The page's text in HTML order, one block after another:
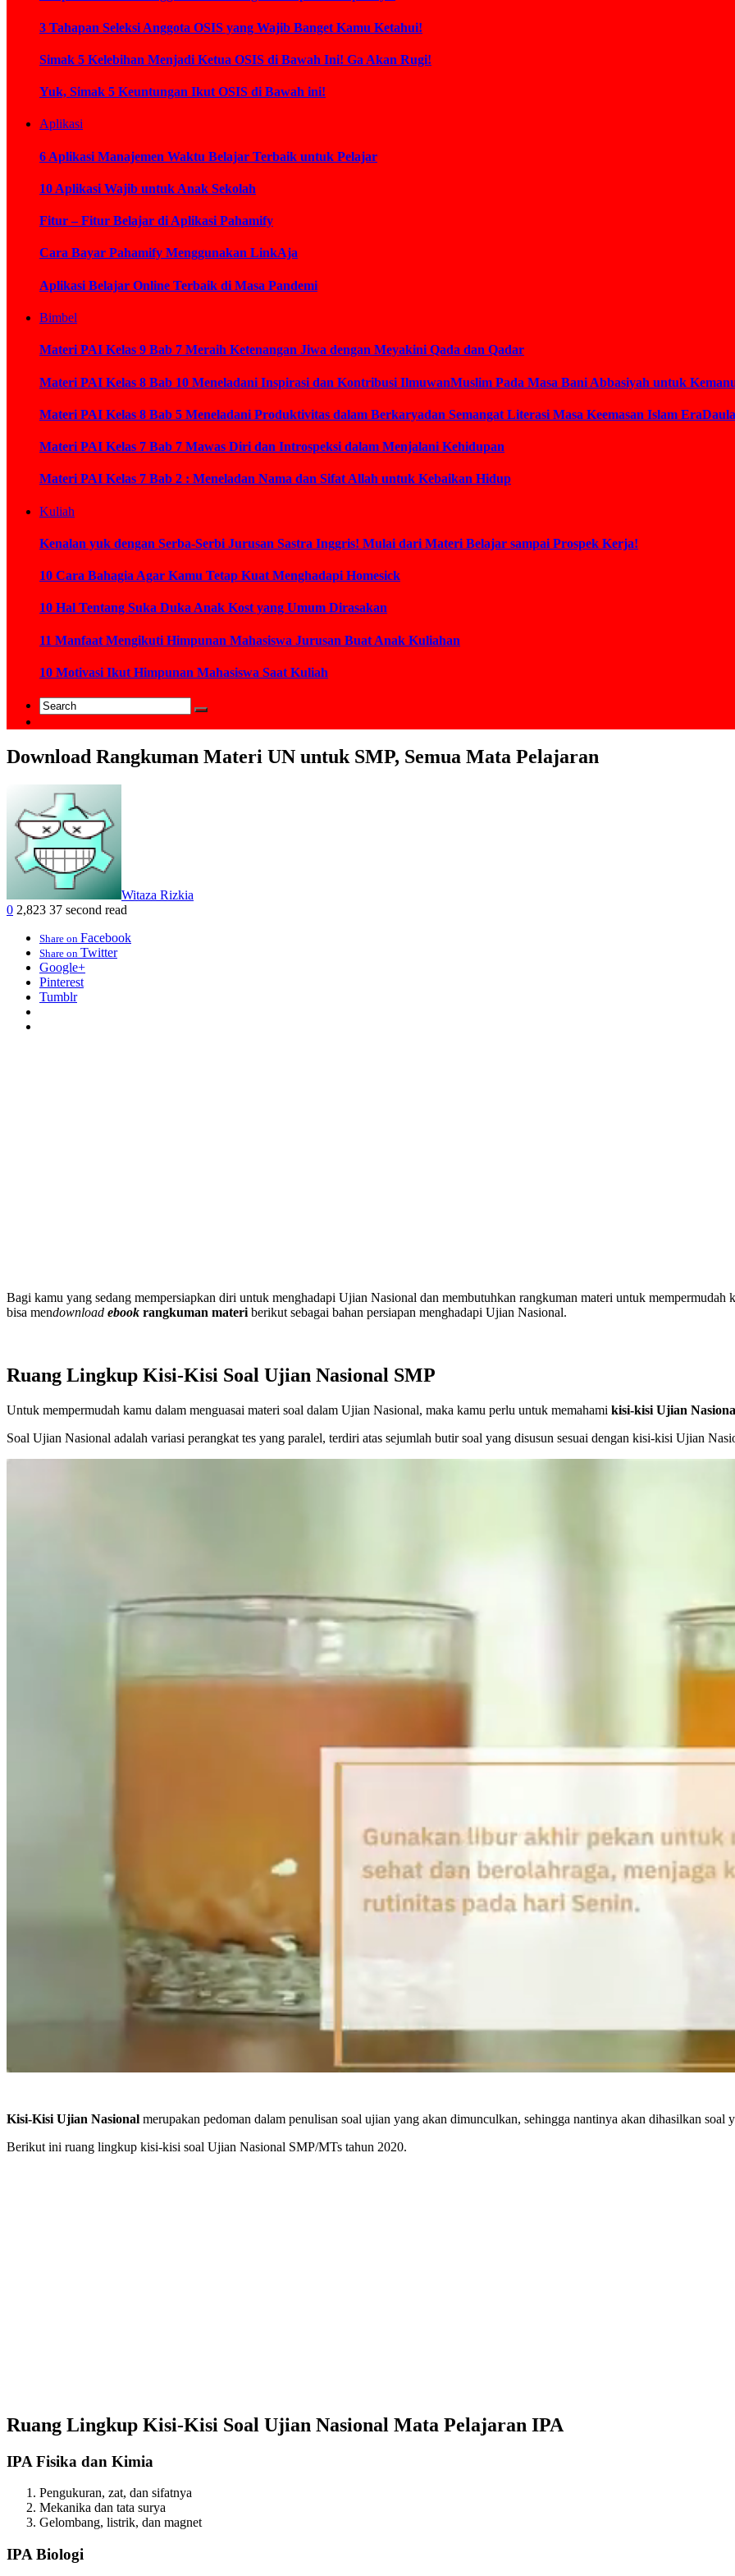
3 Tahapan Seleksi Anggota OSIS yang Wajib Banget Kamu Ketahui!
Simak 5 Kelebihan Menjadi Ketua OSIS di Bawah Ini! Ga Akan Rugi!
Yuk, Simak 5 Keuntungan Ikut OSIS di Bawah ini!
Aplikasi
6 Aplikasi Manajemen Waktu Belajar Terbaik untuk Pelajar
10 Aplikasi Wajib untuk Anak Sekolah
Fitur – Fitur Belajar di Aplikasi Pahamify
Cara Bayar Pahamify Menggunakan LinkAja
Aplikasi Belajar Online Terbaik di Masa Pandemi
Bimbel
Materi PAI Kelas 9 Bab 7 Meraih Ketenangan Jiwa dengan Meyakini Qada dan Qadar
Materi PAI Kelas 8 Bab 10 Meneladani Inspirasi dan Kontribusi IlmuwanMuslim Pada Masa Bani Abbasiyah untuk
Materi PAI Kelas 8 Bab 5 Meneladani Produktivitas dalam Berkaryadan Semangat Literasi Masa Keemasan Islam
Materi PAI Kelas 7 Bab 7 Mawas Diri dan Introspeksi dalam Menjalani Kehidupan
Materi PAI Kelas 7 Bab 2 : Meneladan Nama dan Sifat Allah untuk Kebaikan Hidup
Kuliah
Kenalan yuk dengan Serba-Serbi Jurusan Sastra Inggris! Mulai dari Materi Belajar sampai Prospek Kerja!
10 Cara Bahagia Agar Kamu Tetap Kuat Menghadapi Homesick
10 Hal Tentang Suka Duka Anak Kost yang Umum Dirasakan
11 Manfaat Mengikuti Himpunan Mahasiswa Jurusan Buat Anak Kuliahan
10 Motivasi Ikut Himpunan Mahasiswa Saat Kuliah
Download Rangkuman Materi UN untuk SMP, Semua Mata Pelajaran
Witaza Rizkia
0 2,823 37 second read
Share on Facebook
Share on Twitter
Google+
Pinterest
Tumblr
Bagi kamu yang sedang mempersiapkan diri untuk menghadapi Ujian Nasional dan membutuhkan rangkuman materi untuk mempermudah
bisa mendownload ebook rangkuman materi berikut sebagai bahan persiapan menghadapi Ujian Nasional.
Ruang Lingkup Kisi-Kisi Soal Ujian Nasional SMP
Untuk mempermudah kamu dalam menguasai materi soal dalam Ujian Nasional, maka kamu perlu untuk memahami kisi-kisi Ujian
Soal Ujian Nasional adalah variasi perangkat tes yang paralel, terdiri atas sejumlah butir soal yang disusun sesuai dengan kisi-kisi Ujian
Kisi-Kisi Ujian Nasional merupakan pedoman dalam penulisan soal ujian yang akan dimunculkan, sehingga nantinya akan dihasilkan soal
Berikut ini ruang lingkup kisi-kisi soal Ujian Nasional SMP/MTs tahun 2020.
Ruang Lingkup Kisi-Kisi Soal Ujian Nasional Mata Pelajaran IPA
IPA Fisika dan Kimia
Pengukuran, zat, dan sifatnya
Mekanika dan tata surya
Gelombang, listrik, dan magnet
IPA Biologi